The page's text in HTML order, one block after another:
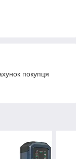
покупця